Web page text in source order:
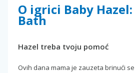
O igrici Baby Hazel:
Bath
Hazel treba tvoju pomoć
Ovih dana mama je zauzeta brinući